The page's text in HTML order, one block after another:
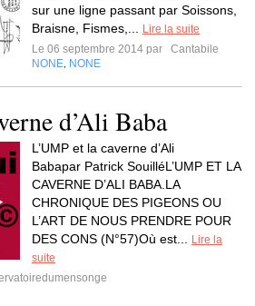
sur une ligne passant par Soissons,
Braisne, Fismes,...
Lire la suite
Le 06 septembre 2014 par
Cantabile
NONE NONE
d’Ali Baba
L’UMP et la caverne d’Ali
Babapar Patrick SouilléL’UMP ET LA
CAVERNE D’ALI BABA.LA
CHRONIQUE DES PIGEONS OU
L’ART DE NOUS PRENDRE POUR
DES CONS (N°57)Où est...
Lire la
suite